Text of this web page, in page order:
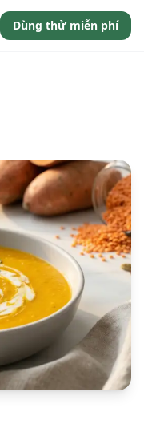
Dùng thử miễn phí